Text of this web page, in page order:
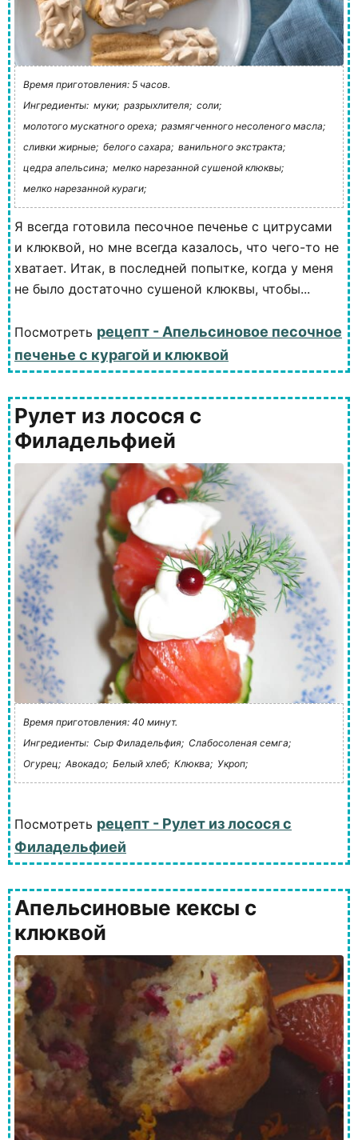
Время приготовления: 5 часов.
Ингредиенты: муки; разрыхлителя; соли;
молотого мускатного ореха; размягченного несоленого масла;
сливки жирные; белого сахара; ванильного экстракта;
цедра апельсина; мелко нарезанной сушеной клюквы;
мелко нарезанной кураги;
Я всегда готовила песочное печенье с цитрусами
и клюквой, но мне всегда казалось, что чего-то не
хватает. Итак, в последней попытке, когда у меня
не было достаточно сушеной клюквы, чтобы...
Посмотреть рецепт - Апельсиновое песочное
печенье с курагой и клюквой
Рулет из лосося с
Филадельфией
Время приготовления: 40 минут.
Ингредиенты: Сыр Филадельфия; Слабосоленая семга;
Огурец; Авокадо; Белый хлеб; Клюква; Укроп;
Посмотреть рецепт - Рулет из лосося с
Филадельфией
Апельсиновые кексы с
клюквой